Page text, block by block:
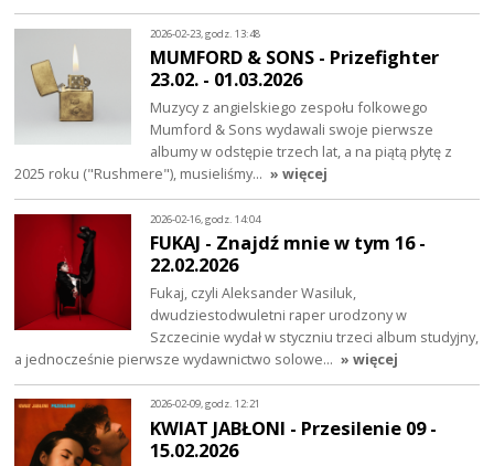
2026-02-23, godz. 13:48
MUMFORD & SONS - Prizefighter
23.02. - 01.03.2026
Muzycy z angielskiego zespołu folkowego
Mumford & Sons wydawali swoje pierwsze
albumy w odstępie trzech lat, a na piątą płytę z
2025 roku ("Rushmere"), musieliśmy… » więcej
2026-02-16, godz. 14:04
FUKAJ - Znajdź mnie w tym 16 -
22.02.2026
Fukaj, czyli Aleksander Wasiluk,
dwudziestodwuletni raper urodzony w
Szczecinie wydał w styczniu trzeci album studyjny,
a jednocześnie pierwsze wydawnictwo solowe… » więcej
2026-02-09, godz. 12:21
KWIAT JABŁONI - Przesilenie 09 -
15.02.2026